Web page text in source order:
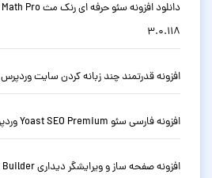
3.0.118
افزونه قدرتمند چند زبانه کردن سایت وردپرس WPML نسخه 4.9.6
افزونه فارسی سئو Yoast SEO Premium وردپرس نسخه حرفه ای 28.1